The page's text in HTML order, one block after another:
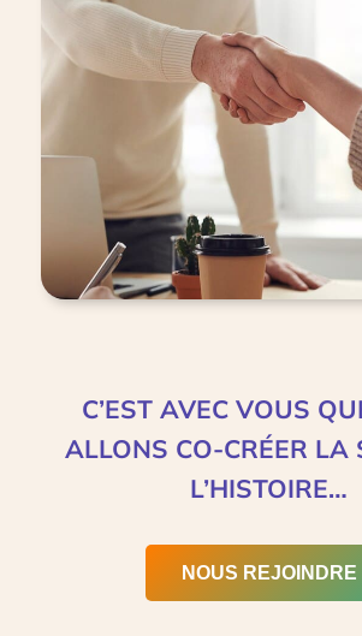
C’EST AVEC VOUS
ALLONS CO-CRÉER LA
L’HISTOIRE…
NOUS REJOINDRE